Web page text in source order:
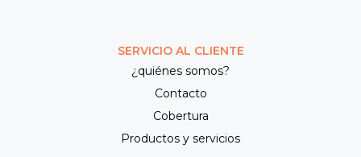
SERVICIO AL CLIENTE
¿quiénes somos?
Contacto
Cobertura
Productos y servicios